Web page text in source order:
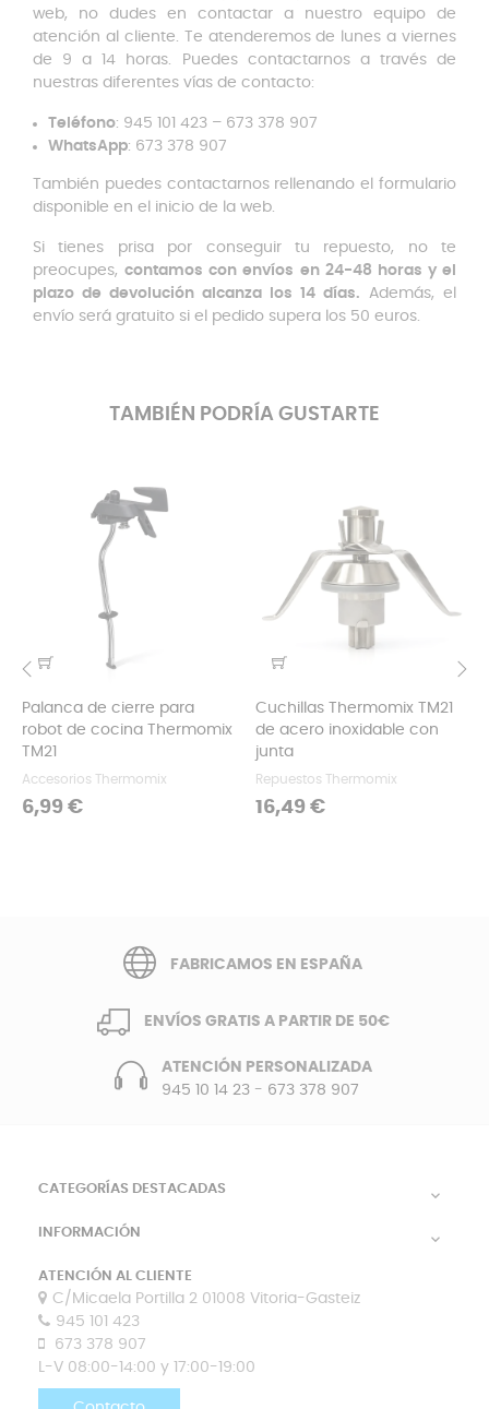
web, no dudes en contactar a nuestro equipo de
atención al cliente. Te atenderemos de lunes a viernes
de 9 a 14 horas. Puedes contactarnos a través de
nuestras diferentes vías de contacto:
Teléfono: 945 101 423 – 673 378 907
WhatsApp: 673 378 907
También puedes contactarnos rellenando el formulario
disponible en el inicio de la web.
Si tienes prisa por conseguir tu repuesto, no te
preocupes,contamos con envíos en 24-48 horas y el
plazo de devolución alcanza los 14 días. Además, el
envío será gratuito si el pedido supera los 50 euros.
TAMBIÉN PODRÍA GUSTARTE
Palanca de cierre para
robot de cocina Thermomix
TM21
Accesorios Thermomix
Precio
6,99 €
Cuchillas Thermomix TM21
de acero inoxidable con
junta
Repuestos Thermomix
Precio
16,49 €
‹
FABRICAMOS EN ESPAÑA
ENVÍOS GRATIS A PARTIR DE 50€
ATENCIÓN PERSONALIZADA
945 10 14 23- 673 378 907
CATEGORÍAS DESTACADAS 
INFORMACIÓN 
ATENCIÓN AL CLIENTE
C/Micaela Portilla 2 01008 Vitoria-Gasteiz
945 101 423
673 378 907
L-V 08:00-14:00 y 17:00-19:00